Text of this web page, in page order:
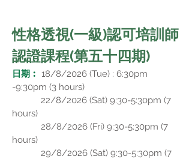
性格透視(一級)認可培訓師
認證課程(第五十四期)
日期︰ ​18/8/2026 (Tue) : 6:30pm
-9:30pm (3 hours)
22/8/2026 (Sat) 9:30-5:30pm (7
hours)
28/8/2026 (Fri) 9:30-5:30pm (7
hours)
29/8/2026 (Sat) 9:30-5:30pm (7